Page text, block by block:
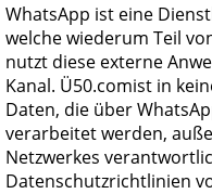
WhatsApp ist eine
welche wiederum Teil
nutzt diese externe
Kanal. Ü50.comist in
Daten, die über
verarbeitet werden,
Netzwerkes
Datenschutzrichtlinien